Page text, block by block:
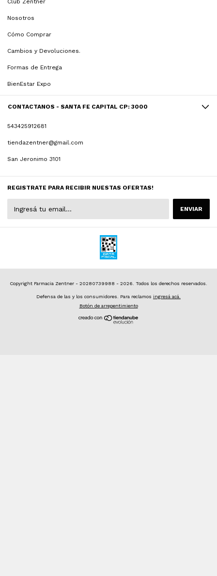
Club Zentner
Nosotros
Cómo Comprar
Cambios y Devoluciones.
Formas de Entrega
BienEstar Expo
CONTACTANOS - SANTA FE CAPITAL CP: 3000
543425912681
tiendazentner@gmail.com
San Jeronimo 3101
REGISTRATE PARA RECIBIR NUESTAS OFERTAS!
Copyright Farmacia Zentner - 20280739988 - 2026. Todos los derechos reservados.
Defensa de las y los consumidores. Para reclamos ingresá acá.
Botón de arrepentimiento